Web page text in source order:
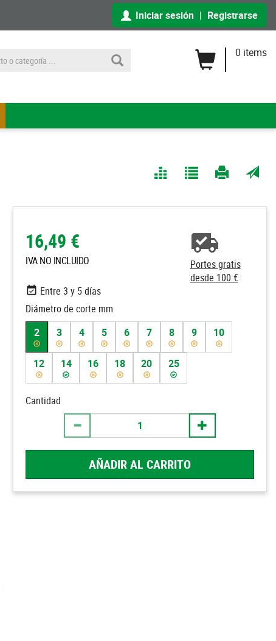
Iniciar sesión | Registrarse
0 items
16,49 €
IVA NO INCLUIDO
Portes gratis
desde 100 €
Entre 3 y 5 días
Diámetro de corte mm
2
3 4 5 6 7 8 9 10
12 14 16 18 20 25
Cantidad
AÑADIR AL CARRITO